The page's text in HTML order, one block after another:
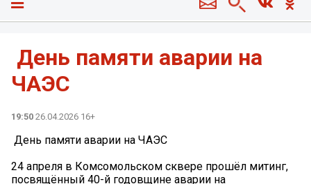
️ День памяти аварии на
ЧАЭС
19:50 26.04.2026 16+
️ День памяти аварии на ЧАЭС
24 апреля в Комсомольском сквере прошёл митинг,
посвящённый 40-й годовщине аварии на